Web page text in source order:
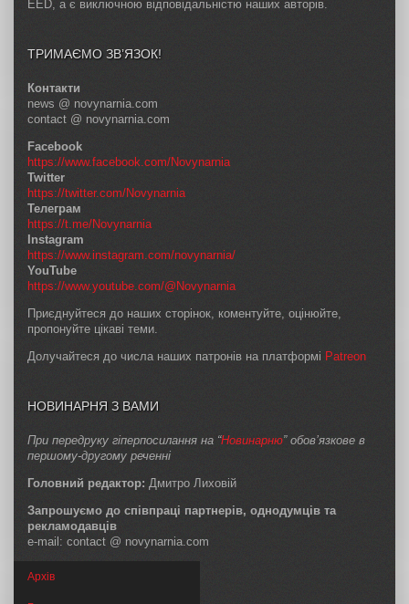
EED, а є виключною відповідальністю наших авторів.
ТРИМАЄМО ЗВ’ЯЗОК!
Контакти
news @ novynarnia.com
contact @ novynarnia.com
Facebook
https://www.facebook.com/Novynarnia
Twitter
https://twitter.com/Novynarnia
Телеграм
https://t.me/Novynarnia
Instagram
https://www.instagram.com/novynarnia/
YouTube
https://www.youtube.com/@Novynarnia
Приєднуйтеся до наших сторінок, коментуйте, оцінюйте,
пропонуйте цікаві теми.
Долучайтеся до числа наших патронів на платформі Patreon
НОВИНАРНЯ З ВАМИ
При передруку гіперпосилання на “Новинарню” обов’язкове в
першому-другому реченні
Головний редактор: Дмитро Лиховій
Запрошуємо до співпраці партнерів, однодумців та
рекламодавців
e-mail: contact @ novynarnia.com
Архів